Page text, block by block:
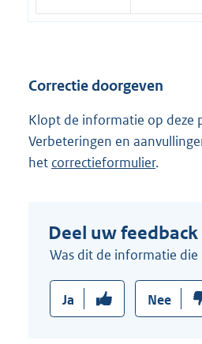
n
Correctie doorgeven
Klopt de informatie op deze
Verbeteringen en
het correctieformulier.
Deel uw feedback
Was dit de informatie die
Ja Nee